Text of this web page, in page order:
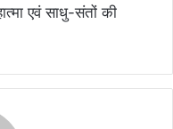
एवं साधु-संतों की